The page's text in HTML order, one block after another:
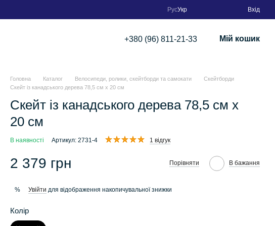
РусУкр Вхід
+380 (96) 811-21-33 Мій кошик
Головна Каталог Велосипеди, ролики, скейтборди та самокати
Скейтборди
Скейт із канадського дерева 78,5 см х 20 см
Скейт із канадського дерева 78,5 см х
20 см
В наявності Артикул: 2731-4 1 відгук
2 379 грн Порівняти В бажання
% Увійти для відображення накопичувальної знижки
Колір